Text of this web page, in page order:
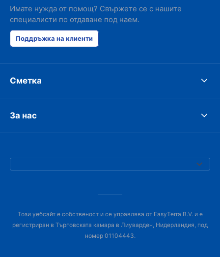
Имате нужда от помощ? Свържете се с нашите
специалисти по отдаване под наем.
Поддръжка на клиенти
Сметка
За нас
Този уебсайт е собственост и се управлява от EasyTerra B.V. и е
регистриран в Търговската камара в Лиуварден, Нидерландия, под
номер 01104443.